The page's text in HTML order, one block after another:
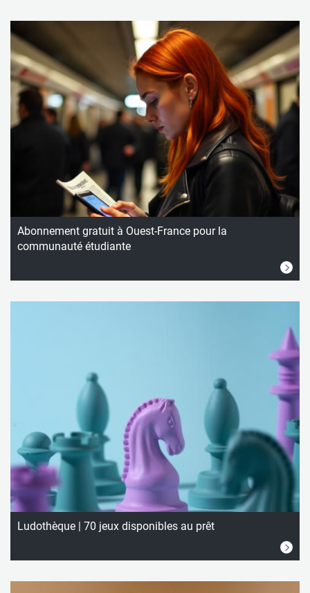
Abonnement gratuit à Ouest-France pour la
communauté étudiante
Ludothèque | 70 jeux disponibles au prêt